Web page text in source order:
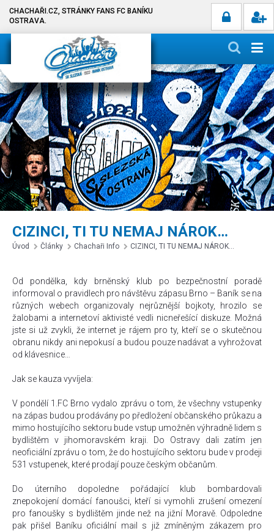
CHACHAŘI.CZ, STRÁNKY FANS FC BANÍKU
OSTRAVA.
CIZINCI, TI TU NEMAJ NÁROK…
Úvod Články Chachaři Info CIZINCI, TI TU NEMAJ NÁROK…
Od pondělka, kdy brněnský klub po bezpečnostní poradě
informoval o pravidlech pro návštěvu zápasu Brno – Baník se na
různých webech organizovaly nejrůznější bojkoty, hrozilo se
žalobami a internetoví aktivisté vedli nicneřešící diskuze. Možná
jste si už zvykli, že internet je rájem pro ty, kteří se o skutečnou
obranu nikdy ani nepokusí a budou pouze nadávat a vyhrožovat
od klávesnice…
Jak se kauza vyvíjela:
V pondělí 1.FC Brno vydalo zprávu o tom, že všechny vstupenky
na zápas budou prodávány po předložení občanského průkazu a
mimo hostujícího sektoru bude vstup umožněn výhradně lidem s
bydlištěm v jihomoravském kraji. Do Ostravy dali zatím jen
neoficiální zprávu o tom, že do hostujícího sektoru bude v prodeji
531 vstupenek, které prodají pouze českým občanům.
Do úterního dopoledne pořádající klub bombardovali
znepokojení domácí fanoušci, kteří si vymohli zrušení omezení
pro fanoušky s bydlištěm jinde než na jižní Moravě. Odpoledne
pak přišel Baníku oficiální mail s již zmíněným zákazem pro